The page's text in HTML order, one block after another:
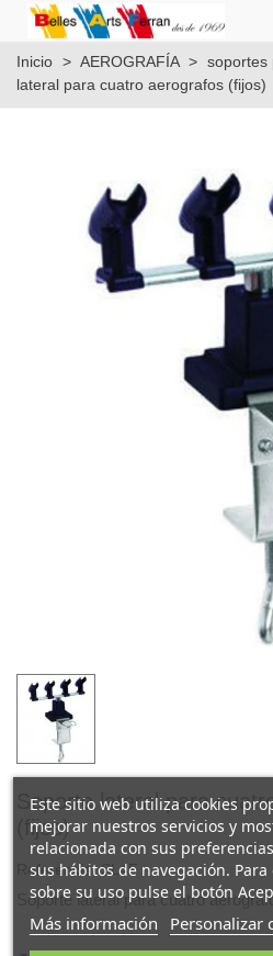
Inicio > AEROGRAFÍA > soportes
lateral para cuatro aerografos (fijos)
Soporte lateral para
(fijos)
Referencia: SL4F
Soporte lateral para cuatro
Este sitio web utiliza cookies
mejorar nuestros servicios y
relacionada con sus
sus hábitos de navegación.
sobre su uso pulse el botón
Más información Personalizar